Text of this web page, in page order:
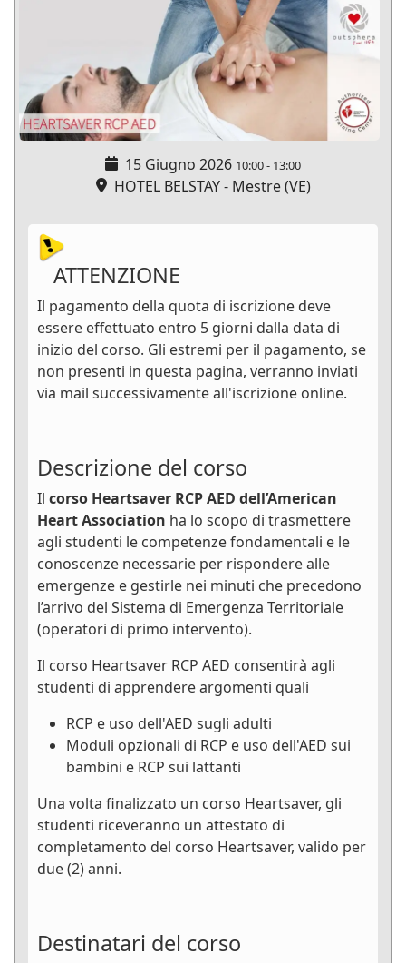
15 Giugno 2026 10:00- 13:00
HOTEL BELSTAY - Mestre (VE)
ATTENZIONE
Il pagamento della quota di iscrizione deve
essere effettuato entro 5 giorni dalla data di
inizio del corso. Gli estremi per il pagamento, se
non presenti in questa pagina, verranno inviati
via mail successivamente all'iscrizione online.
Descrizione del corso
Il corso Heartsaver RCP AED dell’American
Heart Association ha lo scopo di trasmettere
agli studenti le competenze fondamentali e le
conoscenze necessarie per rispondere alle
emergenze e gestirle nei minuti che precedono
l’arrivo del Sistema di Emergenza Territoriale
(operatori di primo intervento).
Il corso Heartsaver RCP AED consentirà agli
studenti di apprendere argomenti quali
RCP e uso dell'AED sugli adulti
Moduli opzionali di RCP e uso dell'AED sui
bambini e RCP sui lattanti
Una volta finalizzato un corso Heartsaver, gli
studenti riceveranno un attestato di
completamento del corso Heartsaver, valido per
due (2) anni.
Destinatari del corso